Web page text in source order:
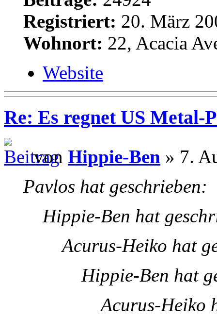
Registriert: 20. März
Wohnort: 22, Acacia
Website
Re: Es regnet US Metal-
von Hippie-Ben » 7.
Pavlos hat geschrieben:
Hippie-Ben hat
Acurus-Heiko hat
Hippie-Ben hat
Acurus-Heiko